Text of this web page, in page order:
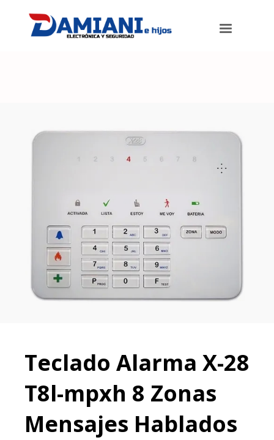
Mensajes Hablados
Teclado Alarma X-28
T8l-mpxh 8 Zonas
Mensajes Hablados